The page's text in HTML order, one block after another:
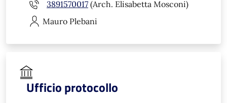
3891570017 (Arch. Elisabetta Mosconi)
Mauro Plebani
Ufficio protocollo